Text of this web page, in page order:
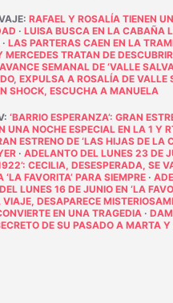
: RAFAEL Y ROSALÍA TIENEN
· LUISA BUSCA EN LA CABAÑA
· LAS PARTERAS CAEN EN LA
MERCEDES TRATAN DE
AVANCE SEMANAL DE ‘VALLE
EXPULSA A ROSALÍA DE VALLE
SHOCK, ESCUCHA A MANUELA
: ‘BARRIO ESPERANZA’: GRAN
UNA NOCHE ESPECIAL EN LA 1 Y
ESTRENO DE ‘LAS HIJAS DE LA
· ADELANTO DEL LUNES 23 DE
CECILIA, DESESPERADA, SE
FAVORITA’ PARA SIEMPRE·
LUNES 16 DE JUNIO EN ‘LA
VIAJE, DESAPARECE
EN UNA TRAGEDIA·
DE SU PASADO A MARTA